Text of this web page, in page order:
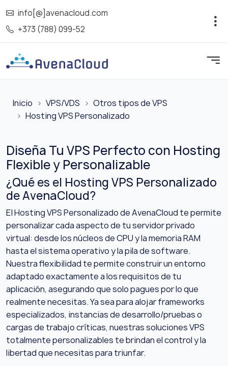
info[@]avenacloud.com
+373 (788) 099-52
Inicio VPS/VDS
Otros tipos de VPS
Hosting VPS Personalizado
Diseña Tu VPS Perfecto con Hosting
Flexible y Personalizable
¿Qué es el Hosting VPS Personalizado
de AvenaCloud?
El Hosting VPS Personalizado de AvenaCloud te permite
personalizar cada aspecto de tu servidor privado
virtual: desde los núcleos de CPU y la memoria RAM
hasta el sistema operativo y la pila de software.
Nuestra flexibilidad te permite construir un entorno
adaptado exactamente a los requisitos de tu
aplicación, asegurando que solo pagues por lo que
realmente necesitas. Ya sea para alojar frameworks
especializados, instancias de desarrollo/pruebas o
cargas de trabajo críticas, nuestras soluciones VPS
totalmente personalizables te brindan el control y la
libertad que necesitas para triunfar.